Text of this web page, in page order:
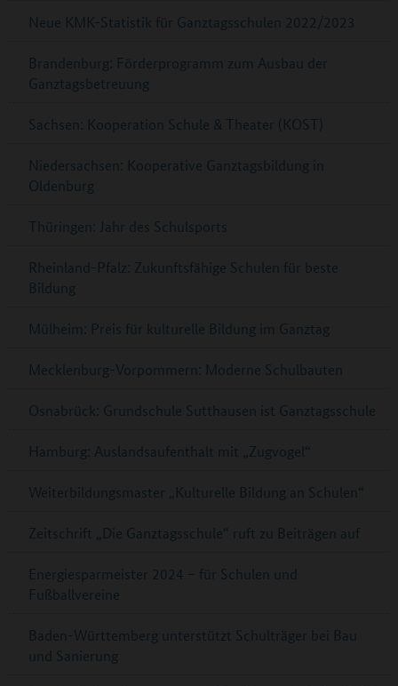
Neue KMK-Statistik für Ganztagsschulen 2022/2023
Brandenburg: Förderprogramm zum Ausbau der
Ganztagsbetreuung
Sachsen: Kooperation Schule & Theater (KOST)
Niedersachsen: Kooperative Ganztagsbildung in
Oldenburg
Thüringen: Jahr des Schulsports
Rheinland-Pfalz: Zukunftsfähige Schulen für beste
Bildung
Mülheim: Preis für kulturelle Bildung im Ganztag
Mecklenburg-Vorpommern: Moderne Schulbauten
Osnabrück: Grundschule Sutthausen ist Ganztagsschule
Hamburg: Auslandsaufenthalt mit „Zugvogel“
Weiterbildungsmaster „Kulturelle Bildung an Schulen“
Zeitschrift „Die Ganztagsschule“ ruft zu Beiträgen auf
Energiesparmeister 2024 – für Schulen und
Fußballvereine
Baden-Württemberg unterstützt Schulträger bei Bau
und Sanierung